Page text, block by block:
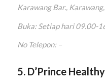
Karawang Bar.,
Buka: Setiap hari 09.00-
No Telepon: –
5. D’Prince